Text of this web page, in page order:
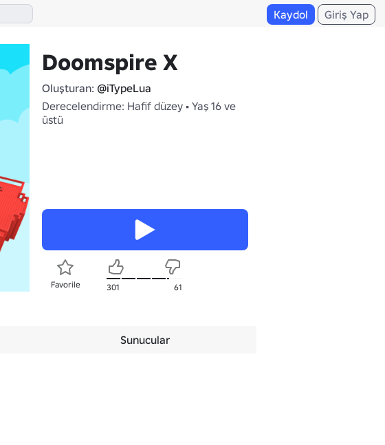
Kaydol Giriş Yap
Doomspire X
Oluşturan: @iTypeLua
Derecelendirme: Hafif düzey • Yaş 16 ve
üstü
Favorile 301 61
Sunucular